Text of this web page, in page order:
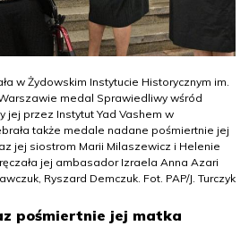
w Żydowskim Instytucie Historycznym im.
medal Sprawiedliwy wśród
jej przez Instytut Yad Vashem w
także medale nadane pośmiertnie jej
jej siostrom Marii Milaszewicz i Helenie
jej ambasador Izraela Anna Azari
Ryszard Demczuk. Fot. PAP/J. Turczyk
pośmiertnie jej matka